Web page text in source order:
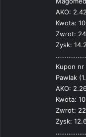
AKO: 2.42
Kwota: 10
Zwrot:
Zysk:
Kupon nr
Pawlak
AKO:
Kwota: 10
Zwrot:
Zysk: